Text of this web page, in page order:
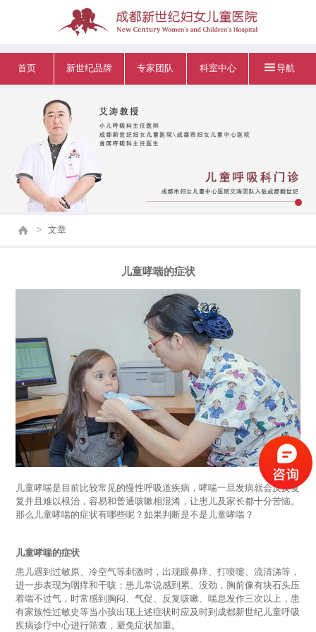
首页 新世纪品牌 专家团队 科室中心 导航
> 文章
儿童哮喘的症状
儿童哮喘是目前比较常见的慢性呼吸道疾病，哮喘一旦发病就会反反复
复并且难以根治，容易和普通咳嗽相混淆，让患儿及家长都十分苦恼。
那么儿童哮喘的症状有哪些呢？如果判断是不是儿童哮喘？
儿童哮喘的症状
患儿遇到过敏原、冷空气等刺激时，出现眼鼻痒、打喷嚏、流清涕等，
进一步表现为咽痒和干咳；患儿常说感到累、没劲，胸前像有块石头压
着喘不过气，时常感到胸闷、气促、反复咳嗽、喘息发作三次以上，患
有家族性过敏史等当小孩出现上述症状时应及时到成都新世纪儿童呼吸
疾病诊疗中心进行筛查，避免症状加重。